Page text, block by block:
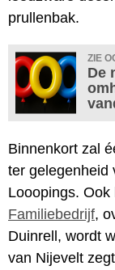
prullenbak.
ZIE
De
Binnenkort zal
ter gelegenheid
Looopings.
Familiebedrijf,
Duinrell, wordt
van Nijevelt